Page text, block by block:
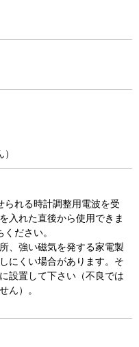
れる時計調整用電波を受
入れた直後から使用できま
ださい。
、強い磁気を発する家電製
にくい場合があります。そ
設置して下さい（不良では
ん）。